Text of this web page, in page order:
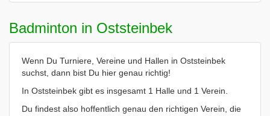
Badminton in Oststeinbek
Wenn Du Turniere, Vereine und Hallen in Oststeinbek
suchst, dann bist Du hier genau richtig!
In Oststeinbek gibt es insgesamt 1 Halle und 1 Verein.
Du findest also hoffentlich genau den richtigen Verein, die